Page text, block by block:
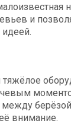
и
внимание.